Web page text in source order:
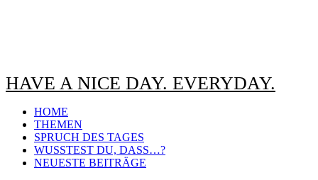
HAVE A NICE DAY. EVERYDAY.
HOME
THEMEN
SPRUCH DES TAGES
WUSSTEST DU, DASS…?
NEUESTE BEITRÄGE